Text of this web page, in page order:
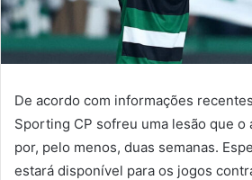
De acordo com informações
Sporting CP sofreu uma lesão que o
por, pelo menos, duas semanas.
estará disponível para os jogos